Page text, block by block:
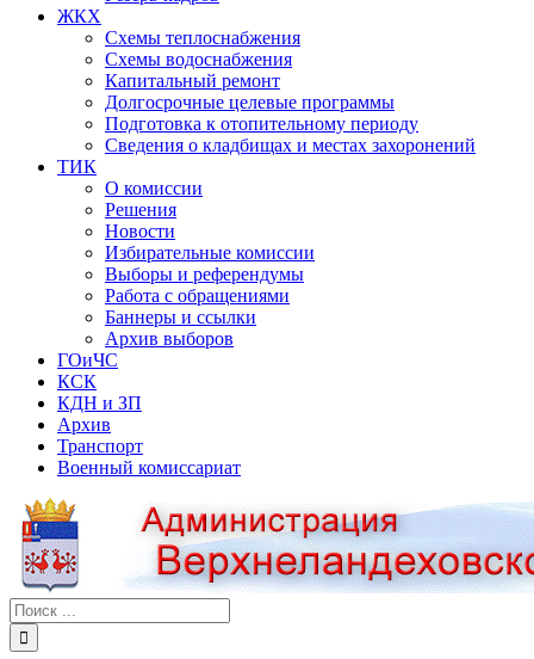
ЖКХ
Схемы теплоснабжения
Схемы водоснабжения
Капитальный ремонт
Долгосрочные целевые программы
Подготовка к отопительному периоду
Сведения о кладбищах и местах захоронений
ТИК
О комиссии
Решения
Новости
Избирательные комиссии
Выборы и референдумы
Работа с обращениями
Баннеры и ссылки
Архив выборов
ГОиЧС
КСК
КДН и ЗП
Архив
Транспорт
Военный комиссариат
Результат
поиска: